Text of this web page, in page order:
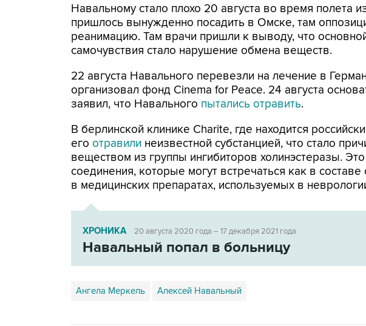
Навальному стало плохо 20 августа во время полета
пришлось вынужденно посадить в Омске, там
реанимацию. Там врачи пришли к выводу, что
самочувствия стало нарушение обмена веществ.
22 августа Навального перевезли на лечение в
организовал фонд Cinema for Peace. 24 августа
заявил, что Навального пытались отравить.
В берлинской клинике Charite, где находится
его отравили неизвестной субстанцией, что стало
веществом из группы ингибиторов холинэстеразы.
соединения, которые могут встречаться как в
в медицинских препаратах, используемых в
ХРОНИКА 20 августа 2020 года – 17 декабря 2021 года
Навальный попал в больницу
Ангела Меркель Алексей Навальный